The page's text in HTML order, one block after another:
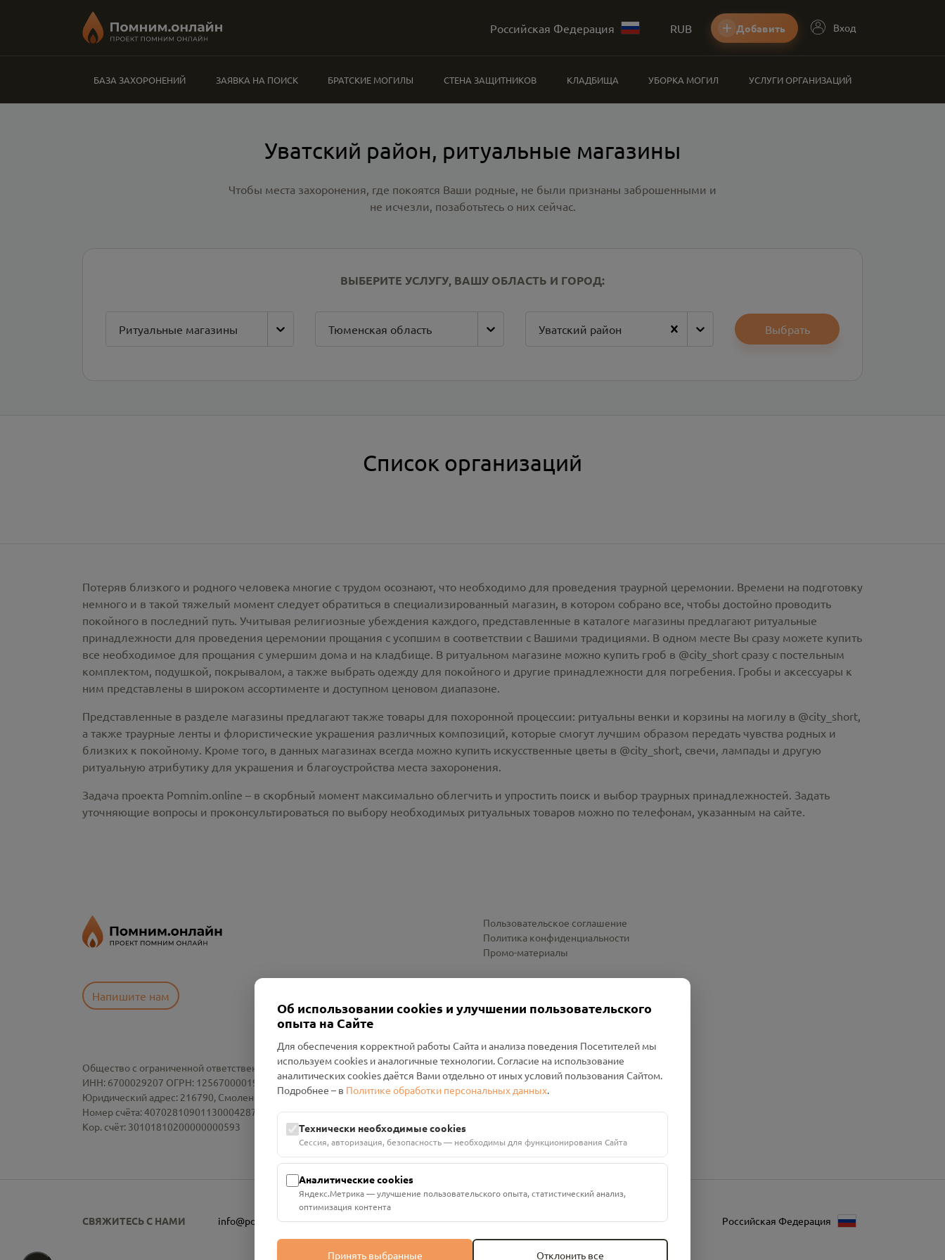
Российская Федерация RUB Добавить Вход
БАЗА ЗАХОРОНЕНИЙ ЗАЯВКА НА ПОИСК БРАТСКИЕ МОГИЛЫ СТЕНА ЗАЩИТНИКОВ КЛАДБИЩА УБОРКА МОГИЛ УСЛУГИ ОРГАНИЗАЦИЙ
Уватский район, ритуальные магазины
Чтобы места захоронения, где покоятся Ваши родные, не были признаны заброшенными и
не исчезли, позаботьтесь о них сейчас.
ВЫБЕРИТЕ УСЛУГУ, ВАШУ ОБЛАСТЬ И ГОРОД:
Ритуальные магазины Тюменская область Уватский район Выбрать
Список организаций
Потеряв близкого и родного человека многие с трудом осознают, что необходимо для проведения траурной церемонии. Времени на подготовку
немного и в такой тяжелый момент следует обратиться в специализированный магазин, в котором собрано все, чтобы достойно проводить
покойного в последний путь. Учитывая религиозные убеждения каждого, представленные в каталоге магазины предлагают ритуальные
принадлежности для проведения церемонии прощания с усопшим в соответствии с Вашими традициями. В одном месте Вы сразу можете купить
все необходимое для прощания с умершим дома и на кладбище. В ритуальном магазине можно купить гроб в @city_short сразу с постельным
комплектом, подушкой, покрывалом, а также выбрать одежду для покойного и другие принадлежности для погребения. Гробы и аксессуары к
ним представлены в широком ассортименте и доступном ценовом диапазоне.
Представленные в разделе магазины предлагают также товары для похоронной процессии: ритуальны венки и корзины на могилу в @city_short,
а также траурные ленты и флористические украшения различных композиций, которые смогут лучшим образом передать чувства родных и
близких к покойному. Кроме того, в данных магазинах всегда можно купить искусственные цветы в @city_short, свечи, лампады и другую
ритуальную атрибутику для украшения и благоустройства места захоронения.
Задача проекта Pomnim.online – в скорбный момент максимально облегчить и упростить поиск и выбор траурных принадлежностей. Задать
уточняющие вопросы и проконсультироваться по выбору необходимых ритуальных товаров можно по телефонам, указанным на сайте.
Напишите нам
Пользовательское соглашение
Политика конфиденциальности
Промо-материалы
Общество с ограниченной ответственностью «Смоленский Проект Помним»
ИНН: 6700029207 ОГРН: 1256700001986
Юридический адрес: 216790, Смоленская область, р-н Руднянский, г. Рудня, улица Западная, д. 26А, пом. 18
Номер счёта: 40702810901130004287 в АО "АЛЬФА-БАНК"
Кор. счёт: 30101810200000000593
СВЯЖИТЕСЬ С НАМИ info@pomnim.online Российская Федерация
Об использовании cookies и улучшении пользовательского
опыта на Сайте
Для обеспечения корректной работы Сайта и анализа поведения Посетителей мы
используем cookies и аналогичные технологии. Согласие на использование
аналитических cookies даётся Вами отдельно от иных условий пользования Сайтом.
Подробнее – в Политике обработки персональных данных.
Технически необходимые cookies
Сессия, авторизация, безопасность — необходимы для функционирования Сайта
Аналитические cookies
Яндекс.Метрика — улучшение пользовательского опыта, статистический анализ,
оптимизация контента
Принять выбранные Отклонить все